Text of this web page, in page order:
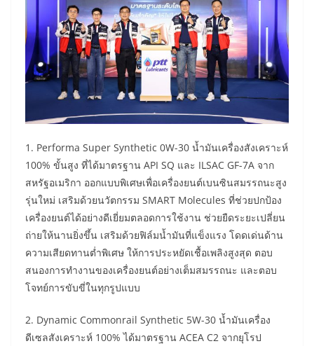
1. Performa Super Synthetic 0W-30 น้ำมันเครื่องสังเคราะห์
100% ขั้นสูง ที่ได้มาตรฐาน API SQ และ ILSAC GF-7A จาก
สหรัฐอเมริกา ออกแบบพิเศษเพื่อเครื่องยนต์เบนซินสมรรถนะสูง
รุ่นใหม่ เสริมด้วยนวัตกรรม SMART Molecules ที่ช่วยปกป้อง
เครื่องยนต์ได้อย่างดีเยี่ยมตลอดการใช้งาน ช่วยยืดระยะเปลี่ยน
ถ่ายให้นานยิ่งขึ้น เสริมด้วยฟิล์มน้ำมันที่แข็งแรง โดดเด่นด้าน
ความเสียดทานต่ำพิเศษ ให้การประหยัดเชื้อเพลิงสูงสุด ตอบ
สนองการทำงานของเครื่องยนต์อย่างเต็มสมรรถนะ และตอบ
โจทย์การขับขี่ในทุกรูปแบบ
2. Dynamic Commonrail Synthetic 5W-30 น้ำมันเครื่อง
ดีเซลสังเคราะห์ 100% ได้มาตรฐาน ACEA C2 จากยุโรป